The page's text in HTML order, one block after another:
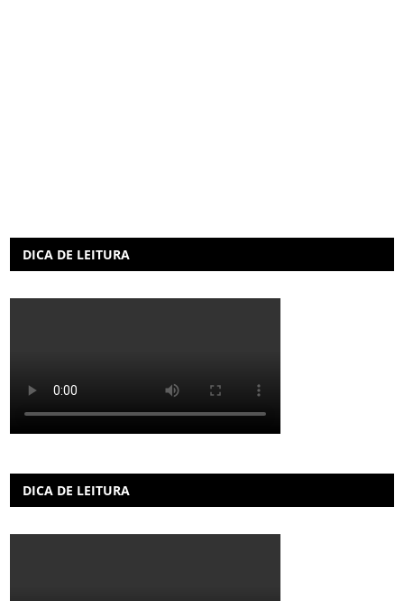
DICA DE LEITURA
DICA DE LEITURA